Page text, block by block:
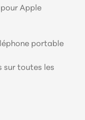
Apple
portable
sur toutes les